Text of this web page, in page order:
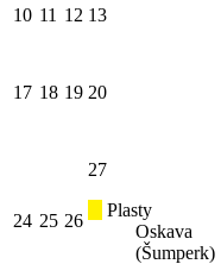
10 11 12 13
17 18 19 20
24 25 26
27
Plasty
Oskava
(Šumperk)